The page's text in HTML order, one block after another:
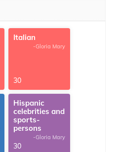
Italian
-Gloria Mary
30
Hispanic
celebrities and
sports-
persons
-Gloria Mary
30